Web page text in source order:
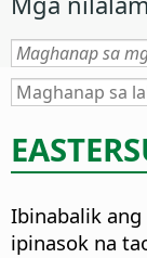
Ibinabalik ang
ipinasok na